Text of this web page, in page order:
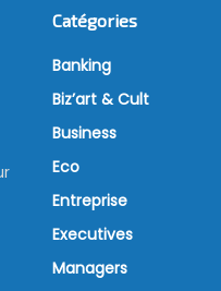
Catégories
Banking
Biz’art & Cult
Business
Eco
Entreprise
Executives
Managers